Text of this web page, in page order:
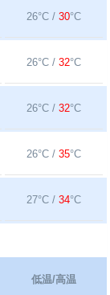
26°C / 30°C
26°C / 32°C
26°C / 32°C
26°C / 35°C
27°C / 34°C
低温/高温